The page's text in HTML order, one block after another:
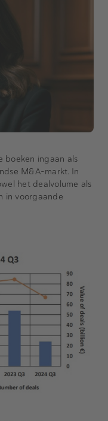
boeken ingaan als
M&A-markt. In
het dealvolume als
in voorgaande